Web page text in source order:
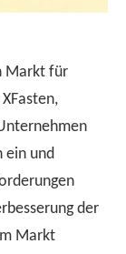
Markt für
ein und
der
Markt